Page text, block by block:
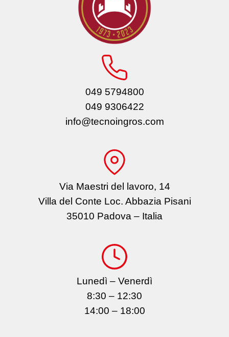
049 5794800
049 9306422
info@tecnoingros.com
Via Maestri del lavoro, 14
Villa del Conte Loc. Abbazia Pisani
35010 Padova – Italia
Lunedì – Venerdì
8:30 – 12:30
14:00 – 18:00